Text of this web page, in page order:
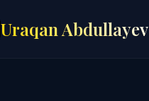
Uraqan Abdullayev